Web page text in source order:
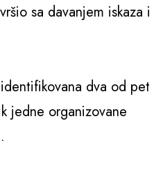
sa davanjem iskaza i
dva od pet
jedne organizovane